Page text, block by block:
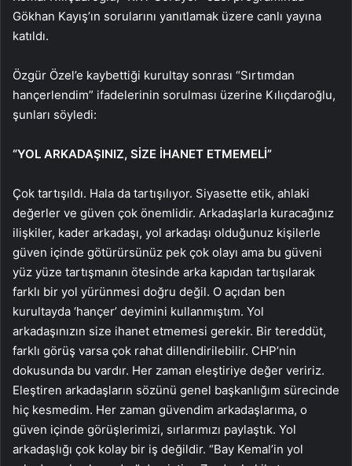
Gökhan Kayış’ın sorularını yanıtlamak üzere canlı yayına
katıldı.
Özgür Özel’e kaybettiği kurultay sonrası “Sırtımdan
hançerlendim” ifadelerinin sorulması üzerine Kılıçdaroğlu,
şunları söyledi:
“YOL ARKADAŞINIZ, SİZE İHANET ETMEMELİ”
Çok tartışıldı. Hala da tartışılıyor. Siyasette etik, ahlaki
değerler ve güven çok önemlidir. Arkadaşlarla kuracağınız
ilişkiler, kader arkadaşı, yol arkadaşı olduğunuz kişilerle
güven içinde götürürsünüz pek çok olayı ama bu güveni
yüz yüze tartışmanın ötesinde arka kapıdan tartışılarak
farklı bir yol yürünmesi doğru değil. O açıdan ben
kurultayda ‘hançer’ deyimini kullanmıştım. Yol
arkadaşınızın size ihanet etmemesi gerekir. Bir tereddüt,
farklı görüş varsa çok rahat dillendirilebilir. CHP’nin
dokusunda bu vardır. Her zaman eleştiriye değer veririz.
Eleştiren arkadaşların sözünü genel başkanlığım sürecinde
hiç kesmedim. Her zaman güvendim arkadaşlarıma, o
güven içinde görüşlerimizi, sırlarımızı paylaştık. Yol
arkadaşlığı çok kolay bir iş değildir. “Bay Kemal’in yol